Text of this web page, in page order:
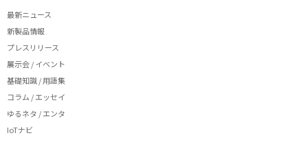
最新ニュース
新製品情報
プレスリリース
展示会 / イベント
基礎知識 / 用語集
コラム / エッセイ
ゆるネタ / エンタ
IoTナビ